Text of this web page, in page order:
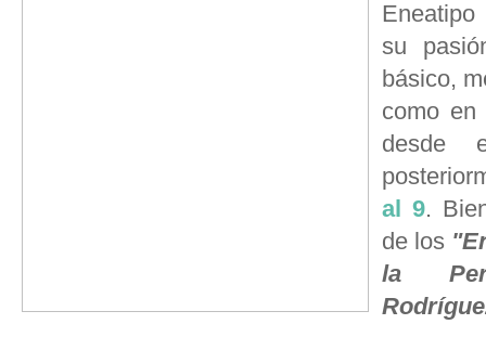
su
básico,
como en
desde
al 9.
de los
la